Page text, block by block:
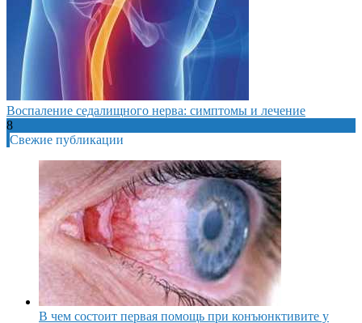
Воспаление седалищного нерва: симптомы и лечение
8
Свежие публикации
В чем состоит первая помощь при конъюнктивите у